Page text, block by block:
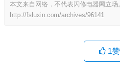
本文来自网络，不代表闪修电器网立场
http://fsluxin.com/archives/96141
1赞